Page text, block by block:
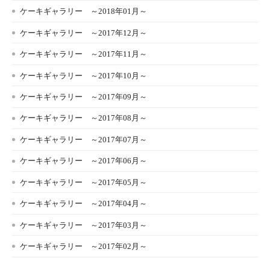
ケーキギャラリー ～2018年01月～
ケーキギャラリー ～2017年12月～
ケーキギャラリー ～2017年11月～
ケーキギャラリー ～2017年10月～
ケーキギャラリー ～2017年09月～
ケーキギャラリー ～2017年08月～
ケーキギャラリー ～2017年07月～
ケーキギャラリー ～2017年06月～
ケーキギャラリー ～2017年05月～
ケーキギャラリー ～2017年04月～
ケーキギャラリー ～2017年03月～
ケーキギャラリー ～2017年02月～